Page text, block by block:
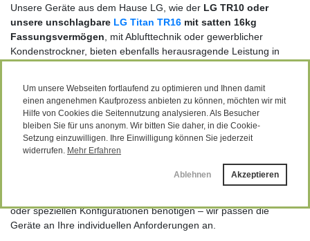
Um unsere Webseiten fortlaufend zu optimieren und Ihnen damit
einen angenehmen Kaufprozess anbieten zu können, möchten wir mit
Hilfe von Cookies die Seitennutzung analysieren. Als Besucher
bleiben Sie für uns anonym. Wir bitten Sie daher, in die Cookie-
Setzung einzuwilligen. Ihre Einwilligung können Sie jederzeit
widerrufen. Mehr Erfahren
Ablehnen Akzeptieren
Unsere Geräte aus dem Hause LG, wie der LG TR10 oder
unsere unschlagbare LG Titan TR16 mit satten 16kg
Fassungsvermögen , mit Ablufttechnik oder gewerblicher
Kondenstrockner, bieten ebenfalls herausragende Leistung in
Jetzt verfügbar:Unter den MarkenBEKO Professionalbieten
wir ab sofort neue Gewerbewaschmaschinenund
Gewerbetrockneran. Diese Geräte erfüllen höchste Ansprüche
und sorgen für maximale Flexibilität in Ihrem Betrieb.
Unsere Maschinen zeichnen sich besonders durch ihre intuitive
und einfache Bedienung sowie durch technische Innovation und
oder speziellen Konfigurationen benötigen – wir passen die
Geräte an Ihre individuellen Anforderungen an.